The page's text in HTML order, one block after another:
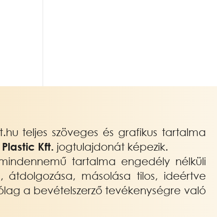
teljes szöveges és grafikus tartalma
Kft. jogtulajdonát képezik.
tartalma engedély nélküli
átdolgozása, másolása tilos, ideértve
a bevételszerző tevékenységre való